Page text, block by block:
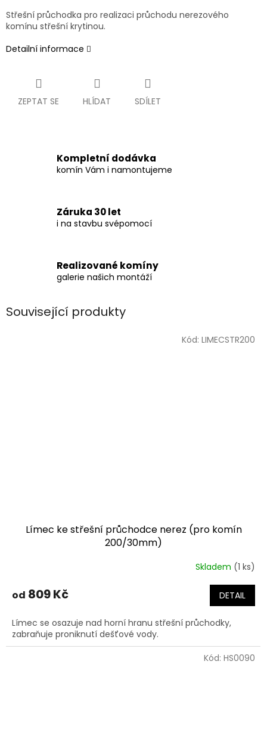
Střešní průchodka pro realizaci průchodu nerezového
komínu střešní krytinou.
Detailní informace
ZEPTAT SE HLÍDAT SDÍLET
Kompletní dodávka
komín Vám i namontujeme
Záruka 30 let
i na stavbu svépomocí
Realizované komíny
galerie našich montáží
Související produkty
Límec ke střešní průchodce nerez (pro komín
200/30mm)
Skladem (1 ks)
od 809 Kč DETAIL
Límec se osazuje nad horní hranu střešní průchodky,
zabraňuje proniknutí dešťové vody.
Kód: LIMECSTR200
Kód: HS0090